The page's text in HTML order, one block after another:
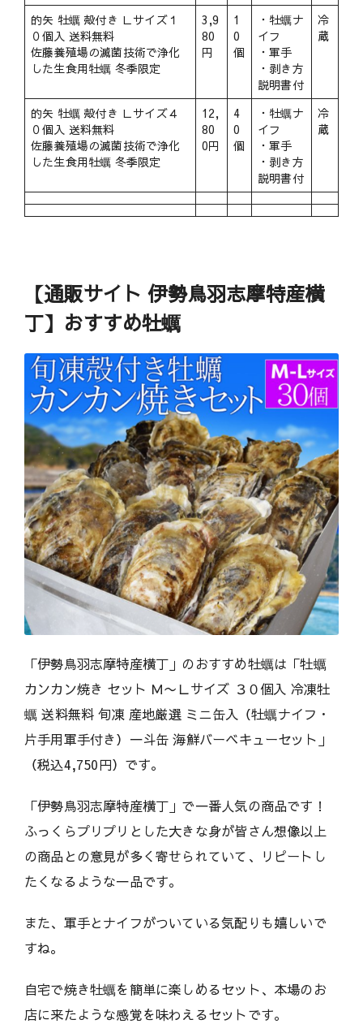
的矢 牡蠣 殻付き Ｌサイズ１
０個入 送料無料
佐藤養殖場の滅菌技術で浄化
した生食用牡蠣 冬季限定
3,9
80
円
1
0
個
・牡蠣ナ
イフ
・軍手
・剥き方
説明書付
冷
蔵
的矢 牡蠣 殻付き Ｌサイズ４
０個入 送料無料
佐藤養殖場の滅菌技術で浄化
した生食用牡蠣 冬季限定
12,
80
0円
4
0
個
・牡蠣ナ
イフ
・軍手
・剥き方
説明書付
冷
蔵
【通販サイト 伊勢鳥羽志摩特産横
丁】おすすめ牡蠣
「伊勢鳥羽志摩特産横丁」のおすすめ牡蠣は「牡蠣
カンカン焼き セット Ｍ〜Ｌサイズ ３０個入 冷凍牡
蠣 送料無料 旬凍 産地厳選 ミニ缶入（牡蠣ナイフ・
片手用軍手付き）一斗缶 海鮮バーベキューセット」
（税込4,750円）です。
「伊勢鳥羽志摩特産横丁」で一番人気の商品です！
ふっくらプリプリとした大きな身が皆さん想像以上
の商品との意見が多く寄せられていて、リピートし
たくなるような一品です。
また、軍手とナイフがついている気配りも嬉しいで
すね。
自宅で焼き牡蠣を簡単に楽しめるセット、本場のお
店に来たような感覚を味わえるセットです。